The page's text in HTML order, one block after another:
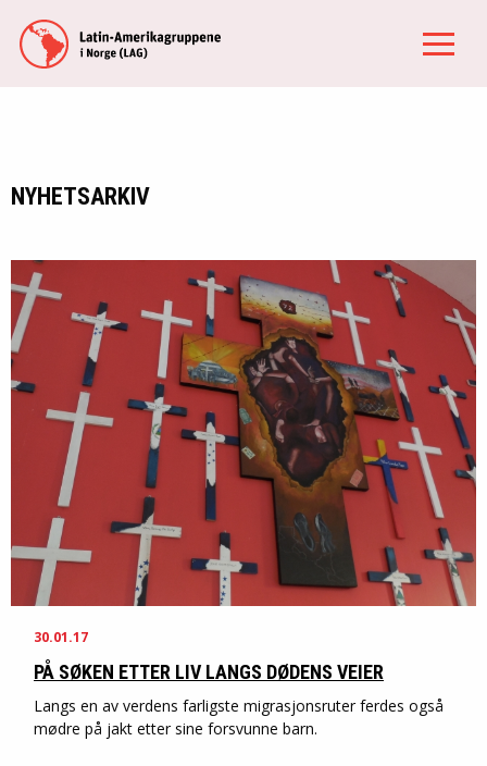
NYHETSARKIV
30.01.17
PÅ SØKEN ETTER LIV LANGS DØDENS VEIER
Langs en av verdens farligste migrasjonsruter ferdes også
mødre på jakt etter sine forsvunne barn.